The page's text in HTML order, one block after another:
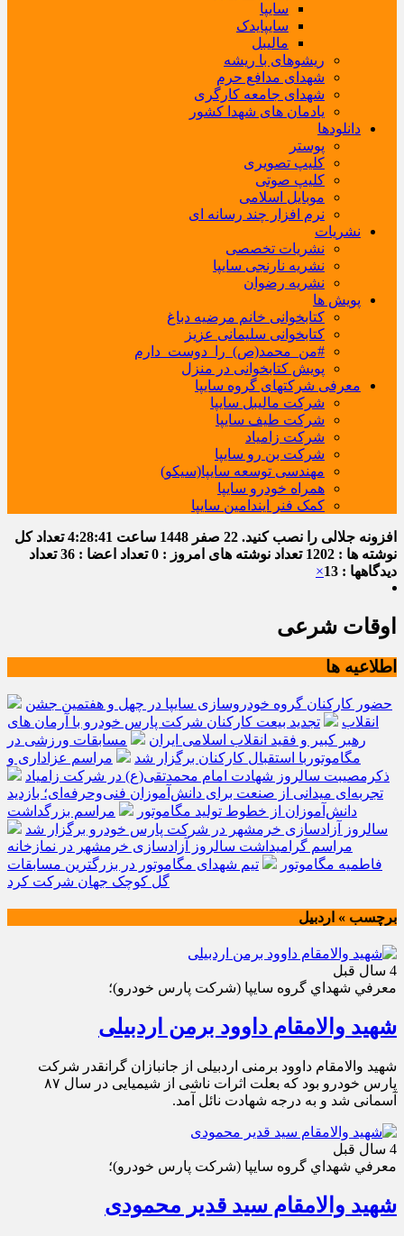
سایپا
سایپایدک
مالیبل
ریشوهای با ریشه
شهدای مدافع حرم
شهدای جامعه کارگری
یادمان های شهدا کشور
دانلودها
پوستر
کلیپ تصویری
کلیپ صوتی
موبایل اسلامی
نرم افزار چند رسانه ای
نشریات
نشریات تخصصی
نشریه نارنجی سایپا
نشریه رضوان
پویش ها
کتابخوانی خانم مرضیه دباغ
کتابخوانی سلیمانی عزیز
#من_محمد(ص)_را_دوست_دارم
پویش کتابخوانی در منزل
معرفی شرکتهای گروه سایپا
شرکت مالیبل سایپا
شرکت طیف سایپا
شرکت زامیاد
شرکت بن رو سایپا
مهندسی توسعه سایپا(سیکو)
همراه خودرو سایپا
کمک فنر ایندامین سایپا
افزونه جلالی را نصب کنید. 22 صفر 1448 ساعت 4:28:42تعداد کل
نوشته ها : 1202
تعداد نوشته های امروز : 0 تعداد اعضا : 36
تعداد
دیدگاهها : 13
×
اوقات شرعی
اطلاعیه ها
حضور کارکنان گروه خودروسازی سایپا در چهل و هفتمین جشن
انقلاب
تجدید بیعت کارکنان شرکت پارس خودرو با آرمان های
رهبر کبیر و فقید انقلاب اسلامی ایران
مسابقات ورزشی در
مگاموتوربا استقبال کارکنان برگزار شد
مراسم عزاداری و
ذکرمصیبت سالروز شهادت امام محمدتقی(ع) در شرکت زامیاد
تجربه‌ای میدانی از صنعت برای دانش‌آموزان فنی‌وحرفه‌ای؛ بازدید
دانش‌آموزان از خطوط تولید مگاموتور
مراسم بزرگداشت
سالروز آزادسازی خرمشهر در شرکت پارس خودرو برگزار شد
مراسم گرامیداشت سالروز آزادسازی خرمشهر در نمازخانه
فاطمیه مگاموتور
تیم شهدای مگاموتور در بزرگترین مسابقات
گل کوچک جهان شرکت کرد
برچسب » اردبیل
4 سال قبل
معرفي شهداي گروه سايپا (شركت پارس خودرو)؛
شهید والامقام داوود برمن اردبیلی
شهید والامقام داوود برمنی اردبیلی از جانبازان گرانقدر شرکت
پارس خودرو بود که بعلت اثرات ناشی از شیمیایی در سال ۸۷
آسمانی شد و به درجه شهادت نائل آمد.
4 سال قبل
معرفي شهداي گروه سايپا (شركت پارس خودرو)؛
شهید والامقام سید قدیر محمودی